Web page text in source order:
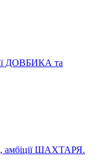
ДОВБИКА та
амбіції ШАХТАРЯ.